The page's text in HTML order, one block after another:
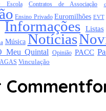
Escola Contratos de Associação
Ensino Privado Euromilhões EVT
Informações Listas
Música Notícias
Meu Quintal Opinião PACC
Vinculação